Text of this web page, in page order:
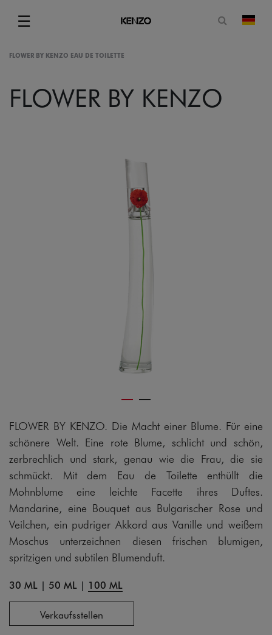
☰
Menu
FLOWER BY KENZO EAU DE TOILETTE
FLOWER BY KENZO
FLOWER BY KENZO. Die Macht einer Blume. Für eine
schönere Welt. Eine rote Blume, schlicht und schön,
zerbrechlich und stark, genau wie die Frau, die sie
schmückt. Mit dem Eau de Toilette enthüllt die
Mohnblume eine leichte Facette ihres Duftes.
Mandarine, eine Bouquet aus Bulgarischer Rose und
Veilchen, ein pudriger Akkord aus Vanille und weißem
Moschus unterzeichnen diesen frischen blumigen,
spritzigen und subtilen Blumenduft.
30 ML | 50 ML | 100 ML
Verkaufsstellen